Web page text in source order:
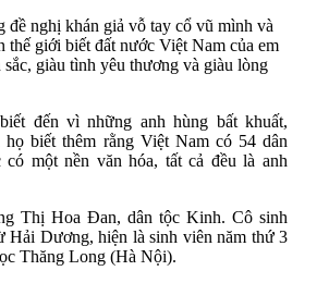
đề nghị khán giả vỗ tay cổ vũ mình và
thế giới biết đất nước Việt Nam của em
sắc, giàu tình yêu thương và giàu lòng
đến vì những anh hùng bất khuất,
họ biết thêm rằng Việt Nam có 54 dân
một nền văn hóa, tất cả đều là anh
Thị Hoa Đan, dân tộc Kinh. Cô sinh
Hải Dương, hiện là sinh viên năm thứ 3
Thăng Long (Hà Nội).